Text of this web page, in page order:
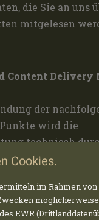
die Sie an uns
mitgelesen
Content Delivery
der
wird die
technisch
wird hiermit
Cookies.
im Rahmen
EWR